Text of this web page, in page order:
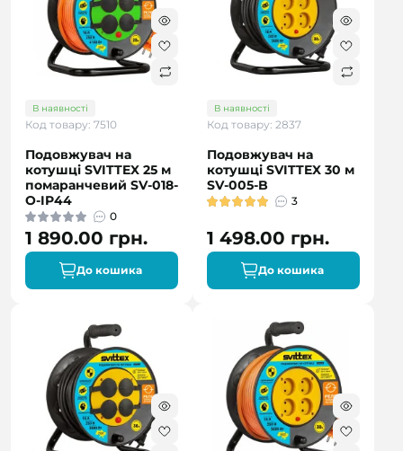
В наявності
Код товару: 7510
Подовжувач на
котушці SVITTEX 25 м
помаранчевий SV-018-
O-IP44
0
1 890.00 грн.
До кошика
В наявності
Код товару: 2837
Подовжувач на
котушці SVITTEX 30 м
SV-005-B
3
1 498.00 грн.
До кошика